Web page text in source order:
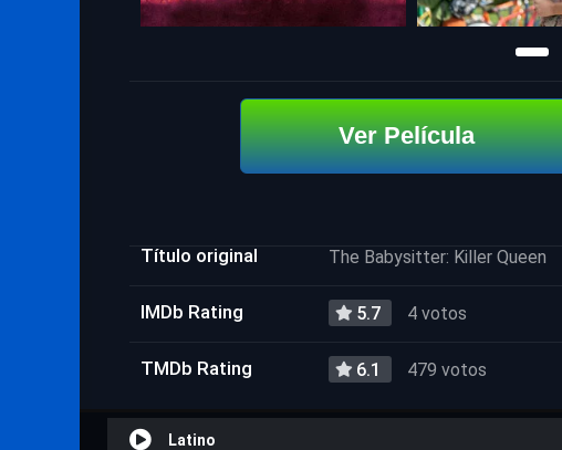
Ver Película
Título original The Babysitter: Killer Queen
IMDb Rating 5.7 4 votos
TMDb Rating 6.1 479 votos
Latino